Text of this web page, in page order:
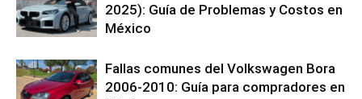
2025): Guía de Problemas y Costos en
México
Fallas comunes del Volkswagen Bora
2006-2010: Guía para compradores en